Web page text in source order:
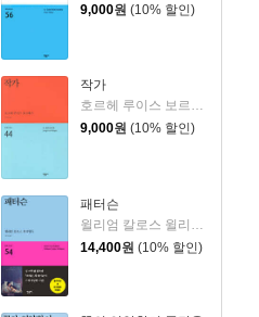
9,000원 (10% 할인)
작가
호르헤 루이스 보르헤스 저/우석균 역
9,000원 (10% 할인)
패터슨
14,400원 (10% 할인)